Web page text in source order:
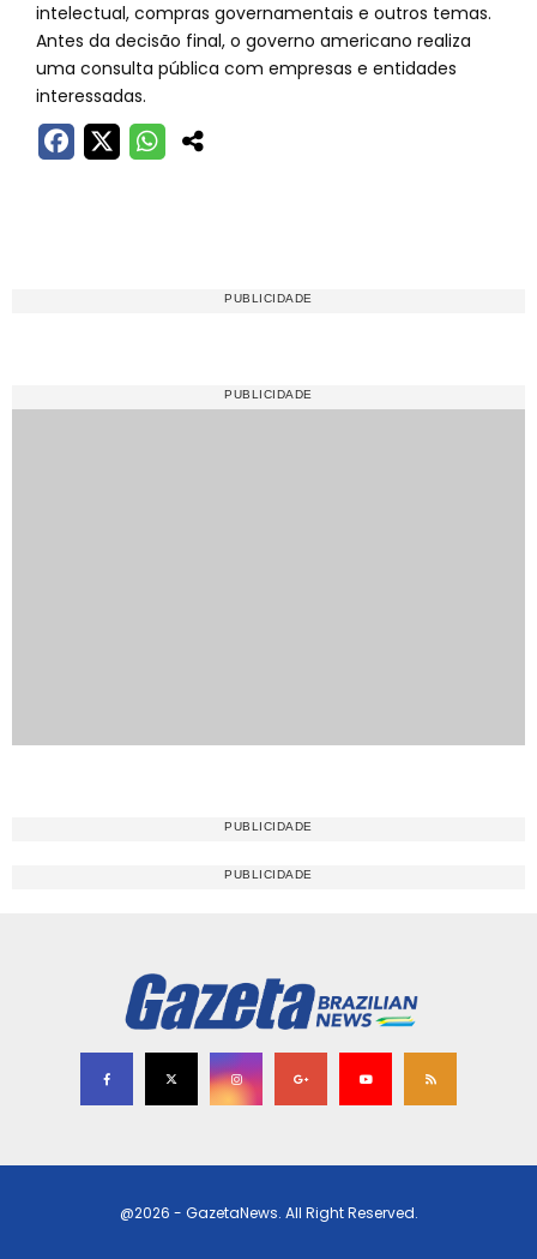
intelectual, compras governamentais e outros temas.
Antes da decisão final, o governo americano realiza
uma consulta pública com empresas e entidades
interessadas.
@2026 - GazetaNews. All Right Reserved.